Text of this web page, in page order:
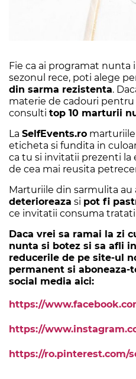
Fie ca ai programat nunta
sezonul rece, poti alege
din sarma rezistenta.
materie de cadouri
consulti top 10 marturii
La SelfEvents.ro
eticheta si fundita in
ca tu si invitatii prezenti la
de cea mai reusita
Marturiile din sarmulita au
deterioreaza si pot fi
ce invitatii consuma
Daca vrei sa ramai la zi
nunta si botez si sa afli
reducerile de pe site-ul
permanent si
social media aici:
https://
https://
https://ro.pinterest.com/